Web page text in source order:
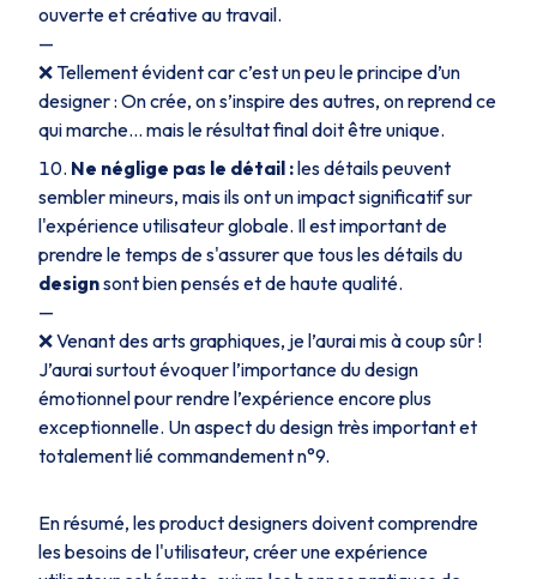
ouverte et créative au travail.
—
❌ Tellement évident car c’est un peu le principe d’un
designer : On crée, on s’inspire des autres, on reprend ce
qui marche… mais le résultat final doit être unique.
Ne néglige pas le détail :les détails peuvent
sembler mineurs, mais ils ont un impact significatif sur
l'expérience utilisateur globale. Il est important de
prendre le temps de s'assurer que tous les détails du
designsont bien pensés et de haute qualité.
—
❌ Venant des arts graphiques, je l’aurai mis à coup sûr !
J’aurai surtout évoquer l’importance du design
émotionnel pour rendre l’expérience encore plus
exceptionnelle. Un aspect du design très important et
totalement lié commandement n°9.
En résumé, les product designers doivent comprendre
les besoins de l'utilisateur, créer une expérience